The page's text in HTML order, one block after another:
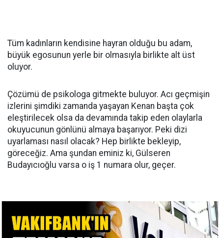
Tüm kadınların kendisine hayran olduğu bu adam,
büyük egosunun yerle bir olmasıyla birlikte alt üst
oluyor.
Çözümü de psikologa gitmekte buluyor. Acı geçmişin
izlerini şimdiki zamanda yaşayan Kenan başta çok
eleştirilecek olsa da devamında takip eden olaylarla
okuyucunun gönlünü almaya başarıyor. Peki dizi
uyarlaması nasıl olacak? Hep birlikte bekleyip,
göreceğiz. Ama şundan eminiz ki, Gülseren
Budayıcıoğlu varsa o iş 1 numara olur, geçer.